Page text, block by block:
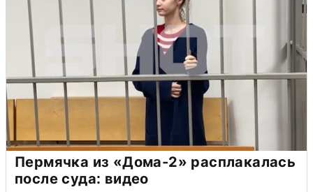
Пермячка из «Дома-2» расплакалась
после суда: видео